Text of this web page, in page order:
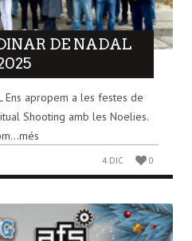
DE NADAL
Ens apropem a les festes de
Shooting amb les Noelies.
4 DIC 0